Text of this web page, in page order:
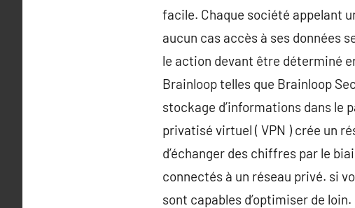
facile. Chaque société appelant
aucun cas accès à ses données
le action devant être déterminé
Brainloop telles que Brainloop
stockage d’informations dans le
privatisé virtuel ( VPN ) crée un
d’échanger des chiffres par le
connectés à un réseau privé. si
sont capables d’optimiser de